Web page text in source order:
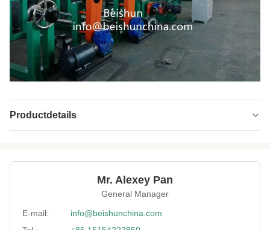
Productdetails
Product Width: 920mm
PLC's
Cooling Mode: Water
Mr. Alexey Pan
General Manager
E-mail:
info@beishunchina.com